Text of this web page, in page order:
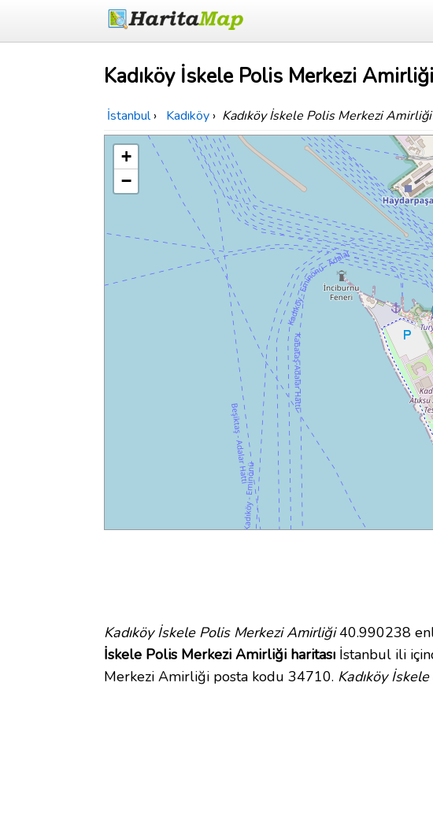
Kadıköy İskele Polis Merkezi
İstanbul › Kadıköy › Kadıköy İskele Polis Merkezi Amirliği
+
−
Kadıköy İskele Polis Merkezi Amirliği40.990238
İskele Polis Merkezi Amirliği haritası İstanbul ili
Merkezi Amirliği posta kodu 34710. Kadıköy